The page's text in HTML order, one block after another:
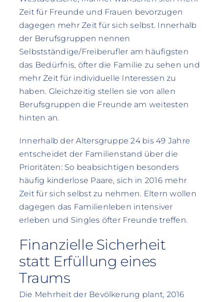
Zeit für Freunde und Frauen bevorzugen
dagegen mehr Zeit für sich selbst. Innerhalb
der Berufsgruppen nennen
Selbstständige/Freiberufler am häufigsten
das Bedürfnis, öfter die Familie zu sehen und
mehr Zeit für individuelle Interessen zu
haben. Gleichzeitig stellen sie von allen
Berufsgruppen die Freunde am weitesten
hinten an.
Innerhalb der Altersgruppe 24 bis 49 Jahre
entscheidet der Familienstand über die
Prioritäten: So beabsichtigen besonders
häufig kinderlose Paare, sich in 2016 mehr
Zeit für sich selbst zu nehmen. Eltern wollen
dagegen das Familienleben intensiver
erleben und Singles öfter Freunde treffen.
Finanzielle Sicherheit
statt Erfüllung eines
Traums
Die Mehrheit der Bevölkerung plant, 2016